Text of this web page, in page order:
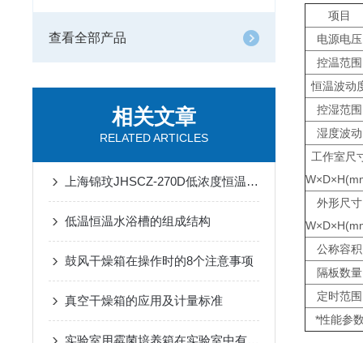
查看全部产品
相关文章
RELATED ARTICLES
上海锦玟JHSCZ-270D低浓度恒温恒湿称重系统
低温恒温水浴槽的组成结构
鼓风干燥箱在操作时的8个注意事项
真空干燥箱的应用及计量标准
实验室用霉菌培养箱在实验室中有着广泛的应用
项目
电源电压
控温范围
恒温波动
控湿范围
湿度波动
工作室尺
外形尺寸
公称容积
隔板数量
定时范围
*性能参